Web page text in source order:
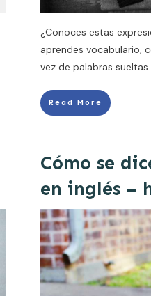
¿Conoces estas
aprendes vocabulario,
vez de palabras
Read More
Cómo se
en inglés –